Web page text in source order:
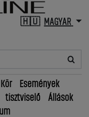
MAGYAR
Események
tisztviselő
Állások